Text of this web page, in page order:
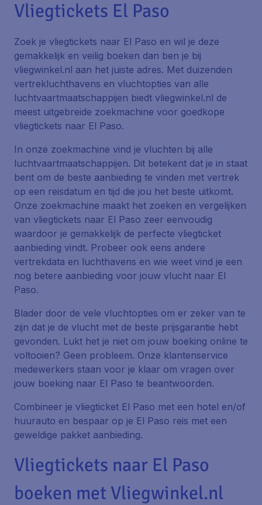
Vliegtickets El Paso
Zoek je vliegtickets naar El Paso en wil je deze
gemakkelijk en veilig boeken dan ben je bij
vliegwinkel.nl aan het juiste adres. Met duizenden
vertrekluchthavens en vluchtopties van alle
luchtvaartmaatschappijen biedt vliegwinkel.nl de
meest uitgebreide zoekmachine voor goedkope
vliegtickets naar El Paso.
In onze zoekmachine vind je vluchten bij alle
luchtvaartmaatschappijen. Dit betekent dat je in staat
bent om de beste aanbieding te vinden met vertrek
op een reisdatum en tijd die jou het beste uitkomt.
Onze zoekmachine maakt het zoeken en vergelijken
van vliegtickets naar El Paso zeer eenvoudig
waardoor je gemakkelijk de perfecte vliegticket
aanbieding vindt. Probeer ook eens andere
vertrekdata en luchthavens en wie weet vind je een
nog betere aanbieding voor jouw vlucht naar El
Paso.
Blader door de vele vluchtopties om er zeker van te
zijn dat je de vlucht met de beste prijsgarantie hebt
gevonden. Lukt het je niet om jouw boeking online te
voltooien? Geen probleem. Onze klantenservice
medewerkers staan voor je klaar om vragen over
jouw boeking naar El Paso te beantwoorden.
Combineer je vliegticket El Paso met een hotel en/of
huurauto en bespaar op je El Paso reis met een
geweldige pakket aanbieding.
Vliegtickets naar El Paso
boeken met Vliegwinkel.nl